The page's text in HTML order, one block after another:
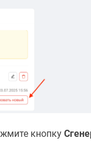
кнопку